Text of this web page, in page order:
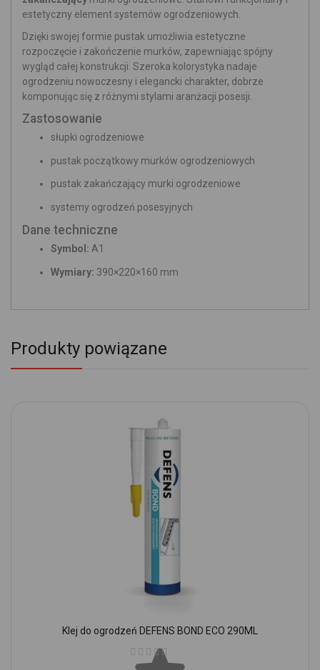
estetyczny element systemów ogrodzeniowych.
Dzięki swojej formie pustak umożliwia estetyczne
rozpoczęcie i zakończenie murków, zapewniając spójny
wygląd całej konstrukcji. Szeroka kolorystyka nadaje
ogrodzeniu nowoczesny i elegancki charakter, dobrze
komponując się z różnymi stylami aranżacji posesji.
Zastosowanie
słupki ogrodzeniowe
pustak początkowy murków ogrodzeniowych
pustak zakańczający murki ogrodzeniowe
systemy ogrodzeń posesyjnych
Dane techniczne
Symbol: A1
Wymiary: 390×220×160 mm
Produkty powiązane
Klej do ogrodzeń DEFENS BOND ECO 290ML
Ocena: